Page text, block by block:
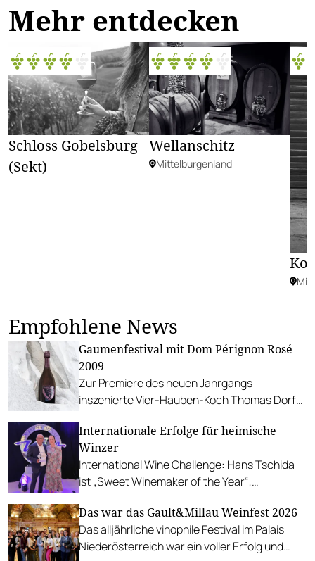
Mehr entdecken
Schloss Gobelsburg
(Sekt)
Wellanschitz
Mittelburgenland
Empfohlene News
Gaumenfestival mit Dom Pérignon Rosé
2009
Zur Premiere des neuen Jahrgangs
inszenierte Vier-Hauben-Koch Thomas Dorfer
Internationale Erfolge für heimische
Winzer
International Wine Challenge: Hans Tschida
ist „Sweet Winemaker of the Year“,
Blanc, die Winzer Krems den besten Riesling.
Das war das Gault&Millau Weinfest 2026
Das alljährliche vinophile Festival im Palais
Niederösterreich war ein voller Erfolg und